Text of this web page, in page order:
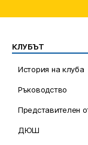
КЛУБЪТ
История на клуба
Ръководство
Представителен
ДЮШ